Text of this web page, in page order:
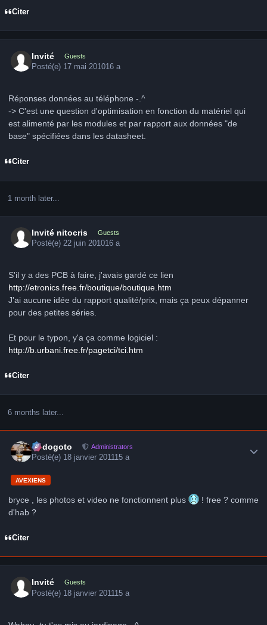
Citer
Invité Guests
Posté(e) 17 mai 201016 a
Réponses données au téléphone -.^
-> C'est une question d'optimisation en fonction du matériel qui
est alimenté par les modules et par rapport aux données "de
base" spécifiées dans les datasheet.
Citer
1 month later...
Invité nitocris Guests
Posté(e)22 juin 201016 a
S'il y a des PCB à faire, j'avais gardé ce lien
http://etronics.free.fr/boutique/boutique.htm
J'ai aucune idée du rapport qualité/prix, mais ça peux dépanner
pour des petites séries.
Et pour le typon, y'a ça comme logiciel :
http://b.urbani.free.fr/pagetci/tci.htm
Citer
6 months later...
frédogoto Administrators
Posté(e) 18 janvier 201115 a
AVEXIENS
bryce , les photos et video ne fonctionnent plus
! free ? comme
d'hab ?
Citer
Invité Guests
Posté(e) 18 janvier 201115 a